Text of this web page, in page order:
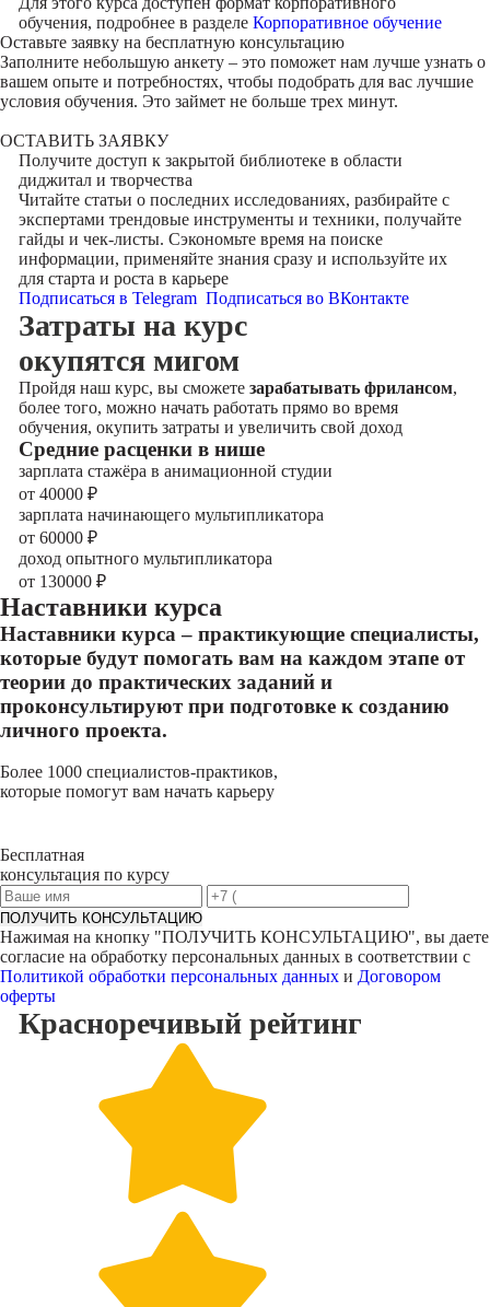
обучения, подробнее в разделе Корпоративное обучение
Оставьте заявку на бесплатную консультацию
Заполните небольшую анкету – это поможет нам лучше узнать о
вашем опыте и потребностях, чтобы подобрать для вас лучшие
условия обучения. Это займет не больше трех минут.
ОСТАВИТЬ ЗАЯВКУ
Получите доступ к закрытой библиотекев области
диджитал и творчества
Читайте статьи о последних исследованиях, разбирайте с
экспертами трендовые инструменты и техники, получайте
гайды и чек-листы. Сэкономьте время на поиске
информации, применяйте знания сразу и используйте их
для старта и роста в карьере
Подписаться в Telegram Подписаться во ВКонтакте
Затраты на курс
окупятся мигом
Пройдя наш курс, вы сможетезарабатывать фрилансом,
более того, можно начать работать прямо во время
обучения, окупить затраты и увеличить свой доход
Cредние расценки в нише
зарплата стажёра в анимационной студии
от 40000 ₽
зарплата начинающего мультипликатора
от 60000 ₽
доход опытного мультипликатора
от 130000 ₽
Наставники курса
Наставники курса – практикующие специалисты,
которые будут помогать вам на каждом этапе от
теории до практических заданий и
проконсультируют при подготовке к созданию
личного проекта.
Более 1000 специалистов-практиков,
которые помогут вам начать карьеру
Бесплатная
консультация по курсу
ПОЛУЧИТЬ КОНСУЛЬТАЦИЮ
Нажимая на кнопку "ПОЛУЧИТЬ КОНСУЛЬТАЦИЮ", вы даете
согласие на обработку персональных данных в соответствии с
Политикой обработки персональных данных и Договором
оферты
Красноречивый рейтинг